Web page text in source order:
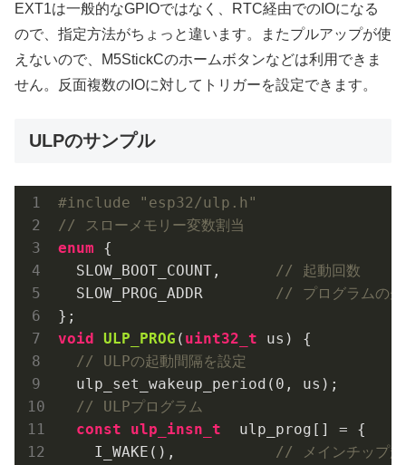
EXT1は一般的なGPIOではなく、RTC経由でのIOになる
ので、指定方法がちょっと違います。またプルアップが使
えないので、M5StickCのホームボタンなどは利用できま
せん。反面複数のIOに対してトリガーを設定できます。
ULPのサンプル
#include
"esp32/ulp.h"
// スローメモリー変数割当
enum {
  SLOW_BOOT_COUNT,
// 起動回数
  SLOW_PROG_ADDR
// プログラムの先
void
ULP_PROG ( uint32_t us)
{
// ULPの起動間隔を設定
  ulp_set_wakeup_period(
0 , us);
// ULPプログラム
const
ulp_insn_t
  ulp_prog[] = {
    I_WAKE(),
// メインチップ起